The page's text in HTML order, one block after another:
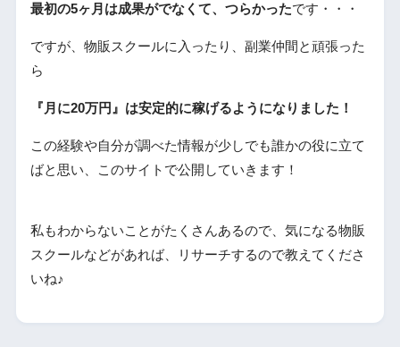
最初の5ヶ月は成果がでなくて、つらかったです・・・
ですが、物販スクールに入ったり、副業仲間と頑張った
ら
『月に20万円』は安定的に稼げるようになりました！
この経験や自分が調べた情報が少しでも誰かの役に立て
ばと思い、このサイトで公開していきます！
私もわからないことがたくさんあるので、気になる物販
スクールなどがあれば、リサーチするので教えてくださ
いね♪